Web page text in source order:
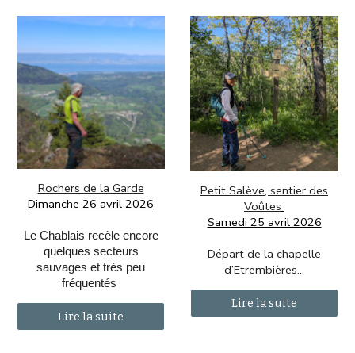
Rochers de la Garde
Dimanche 26 avril 2026
Le Chablais recèle encore
quelques secteurs
sauvages et très peu
fréquentés
Lire la suite
Petit Salève, sentier des
Voûtes
Samedi 25 avril 2026
Départ de la chapelle
d’Etrembières...
Lire la suite